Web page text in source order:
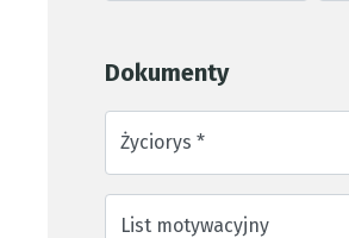
Dokumenty
Życiorys *
List motywacyjny